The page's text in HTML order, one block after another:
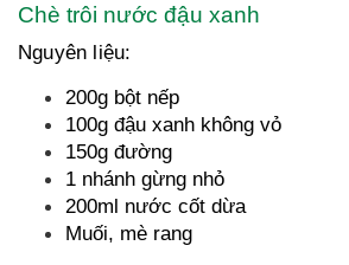
Chè trôi nước đậu xanh
Nguyên liệu:
200g bột nếp
100g đậu xanh không vỏ
150g đường
1 nhánh gừng nhỏ
200ml nước cốt dừa
Muối, mè rang